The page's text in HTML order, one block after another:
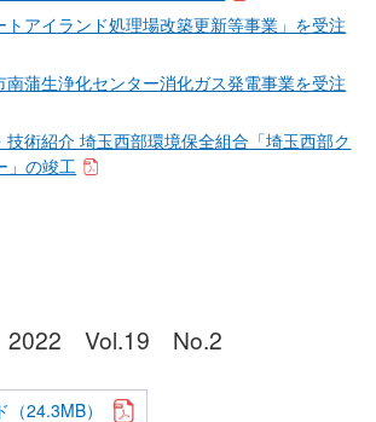
トアイランド処理場改築更新等事業」を受注
南蒲生浄化センター消化ガス発電事業を受注
技術紹介 埼玉西部環境保全組合「埼玉西部ク
」の竣工
2022 Vol.19 No.2
24.3MB）